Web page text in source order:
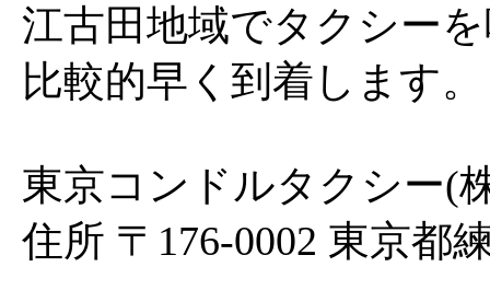
江古田地域でタクシー
比較的早く到着します。
東京コンドルタクシー(
住所 〒176-0002 東京都